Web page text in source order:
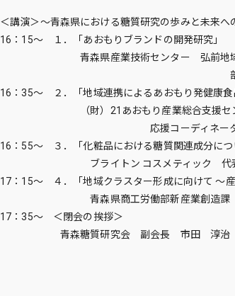
柿崎
＜講演＞～青森県における糖質研究の歩みと未来へ
16：15～ １．「あおもりブランドの開発研究」
青森県産業技術センター 弘前地域研究
部長 阿部
16：35～ ２．「地域連携によるあおもり発健康食
（財）21あおもり産業総合支援セ
応援コーディネーター 加
16：55～ ３．「化粧品における糖質関連成分につ
ブライトン コスメティック 代表
17：15～ ４．「地域クラスター形成に向けて ～産
青森県商工労働部新産業創造課 主
17：35～ ＜閉会の挨拶＞
青森糖質研究会 副会長 市田 淳治